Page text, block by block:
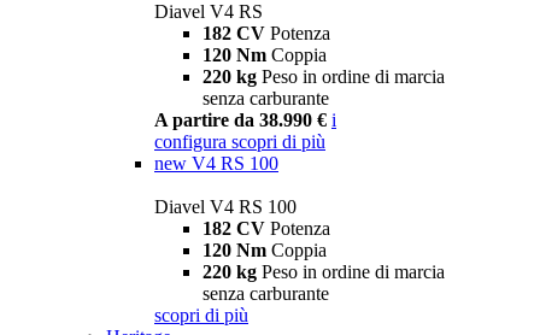
Diavel V4 RS
182 CV Potenza
120 Nm Coppia
220 kg Peso in ordine di marcia
senza carburante
A partire da 38.990 € i
configura scopri di più
new V4 RS 100
Diavel V4 RS 100
182 CV Potenza
120 Nm Coppia
220 kg Peso in ordine di marcia
senza carburante
scopri di più